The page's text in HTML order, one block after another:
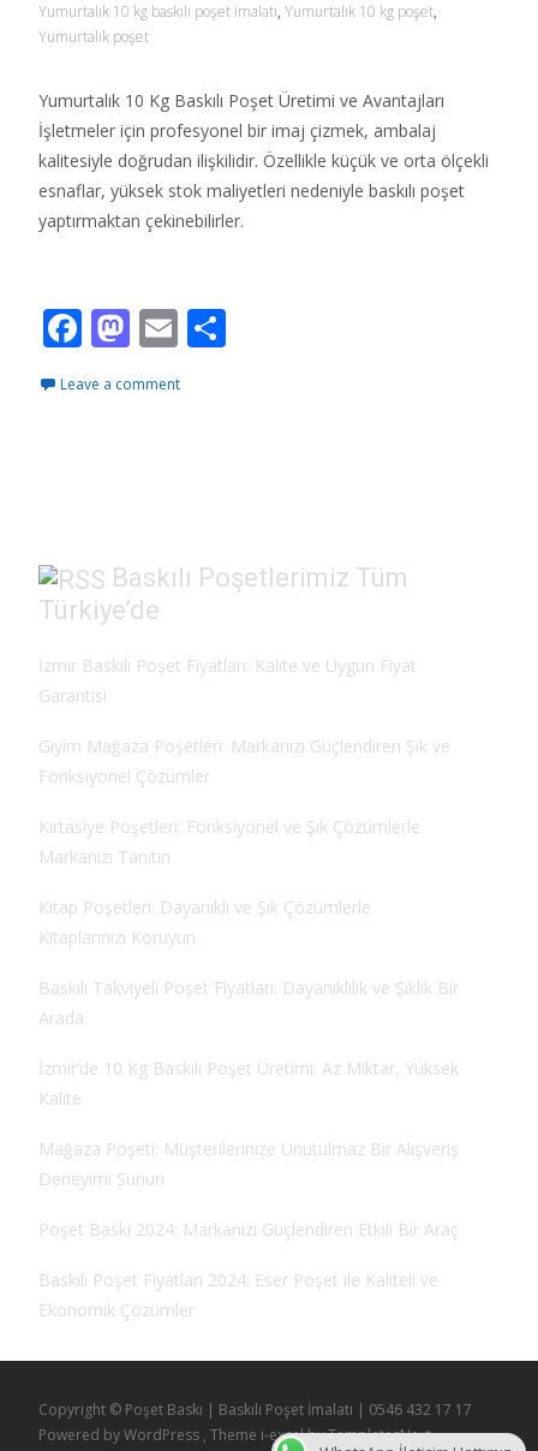
Yumurtalık 10 kg baskılı poşet imalatı, Yumurtalık 10 kg poşet,
Yumurtalık poşet
Yumurtalık 10 Kg Baskılı Poşet Üretimi ve Avantajları
İşletmeler için profesyonel bir imaj çizmek, ambalaj
kalitesiyle doğrudan ilişkilidir. Özellikle küçük ve orta ölçekli
esnaflar, yüksek stok maliyetleri nedeniyle baskılı poşet
yaptırmaktan çekinebilirler.
F
e
k
M
to
E
ai
Leave a comment
Baskılı Poşetlerimiz Tüm
Türkiye’de
İzmir Baskılı Poşet Fiyatları: Kalite ve Uygun Fiyat
Garantisi
Giyim Mağaza Poşetleri: Markanızı Güçlendiren Şık ve
Fonksiyonel Çözümler
Kırtasiye Poşetleri: Fonksiyonel ve Şık Çözümlerle
Markanızı Tanıtın
Kitap Poşetleri: Dayanıklı ve Şık Çözümlerle
Kitaplarınızı Koruyun
Baskılı Takviyeli Poşet Fiyatları: Dayanıklılık ve Şıklık Bir
Arada
İzmir’de 10 Kg Baskılı Poşet Üretimi: Az Miktar, Yüksek
Kalite
Mağaza Poşeti: Müşterilerinize Unutulmaz Bir Alışveriş
Deneyimi Sunun
Poşet Baskı 2024: Markanızı Güçlendiren Etkili Bir Araç
Baskılı Poşet Fiyatları 2024: Eser Poşet ile Kaliteli ve
Ekonomik Çözümler
Copyright © Poşet Baskı | Baskılı Poşet İmalatı | 0546 432 17 17
Powered by WordPress , Theme i-excelby TemplatesNext.